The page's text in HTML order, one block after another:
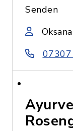
Senden